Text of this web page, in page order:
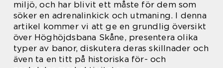
miljö, och har blivit ett måste för dem som
söker en adrenalinkick och utmaning. I denna
artikel kommer vi att ge en grundlig översikt
över Höghöjdsbana Skåne, presentera olika
typer av banor, diskutera deras skillnader och
även ta en titt på historiska för- och